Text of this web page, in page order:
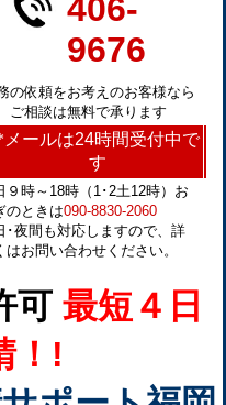
406-
9676
の依頼をお考えのお客様なら
ご相談は無料で承ります
メールは24時間受付中で
す
９時～18時（1･2土12時）お
のときは090-8830-2060
･夜間も対応しますので、詳
はお問い合わせください。
可 最短４日
！!